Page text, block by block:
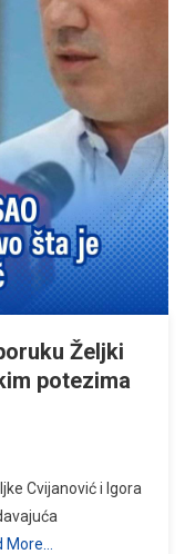
Željki
potezima
Cvijanović i Igora
More…